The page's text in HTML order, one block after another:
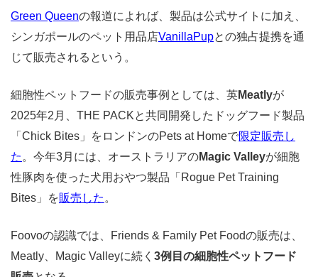
Green Queenの報道によれば、製品は公式サイトに加え、
シンガポールのペット用品店VanillaPupとの独占提携を通
じて販売されるという。
細胞性ペットフードの販売事例としては、英Meatlyが
2025年2月、THE PACKと共同開発したドッグフード製品
「Chick Bites」をロンドンのPets at Homeで限定販売し
た 。今年3月には、オーストラリアのMagic Valleyが細胞
性豚肉を使った犬用おやつ製品「Rogue Pet Training
Bites」を販売した 。
Foovoの認識では、Friends & Family Pet Foodの販売は、
Meatly、Magic Valleyに続く 3例目の細胞性ペットフード